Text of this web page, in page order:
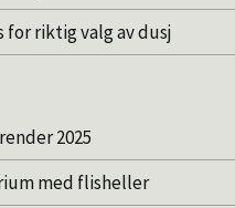
for riktig valg av dusj
2025
med flisheller